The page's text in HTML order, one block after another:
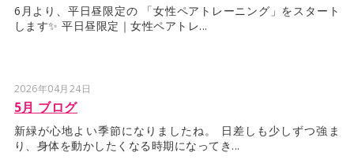
6月より、平日昼限定の 「女性ペアトレーニング」をスタート
します✨ 平日昼限定｜女性ペアトレ...
2026年04月24日
5月 ブログ
新緑が心地よい季節になりましたね。 日差しも少しずつ強ま
り、身体を動かしたくなる時期になってき...